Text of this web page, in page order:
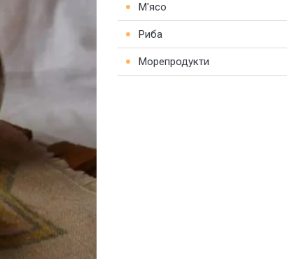
М'ясо
Риба
Морепродукти